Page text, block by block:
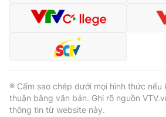
® Cấm sao chép dưới mọi hình thức nếu
thuận bằng văn bản. Ghi rõ nguồn
thông tin từ website này.